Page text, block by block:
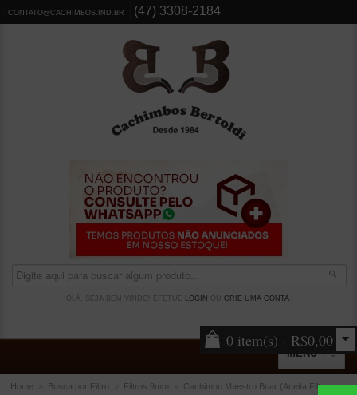
CONTATO@CACHIMBOS.IND.BR (47) 3308-2184
OLÁ, SEJA BEM VINDO! EFETUE LOGIN CRIE UMA CONTA.
0 item(s) - R$0,00
MENU
Home Busca por Filtro Filtros 9mm
Cachimbo Maestro Briar (Aceita Filtro